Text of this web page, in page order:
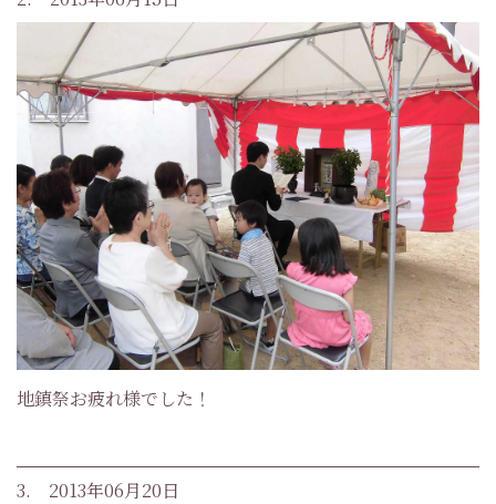
地鎮祭お疲れ様でした！
3. 2013年06月20日